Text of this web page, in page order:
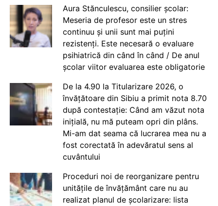
Aura Stănculescu, consilier școlar:
Meseria de profesor este un stres
continuu și unii sunt mai puțini
rezistenți. Este necesară o evaluare
psihiatrică din când în când / De anul
școlar viitor evaluarea este obligatorie
De la 4.90 la Titularizare 2026, o
învățătoare din Sibiu a primit nota 8.70
după contestație: Când am văzut nota
inițială, nu mă puteam opri din plâns.
Mi-am dat seama că lucrarea mea nu a
fost corectată în adevăratul sens al
cuvântului
Proceduri noi de reorganizare pentru
unitățile de învățământ care nu au
realizat planul de școlarizare: lista